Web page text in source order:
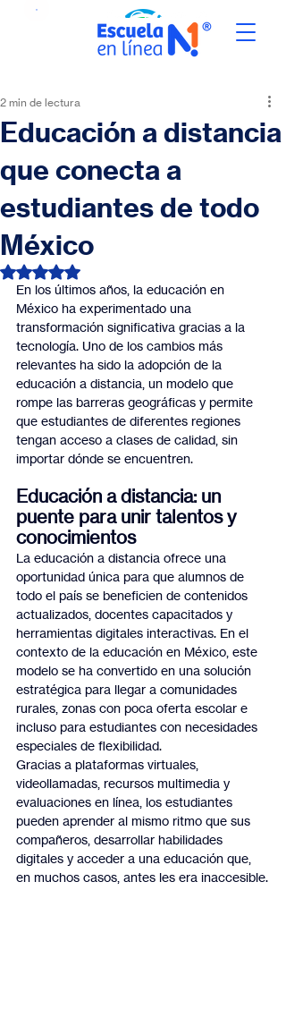
Educación a distancia
que conecta a
estudiantes de todo
México
2 min de lectura
Obtuvo NaN de 5 estrellas.
En los últimos años, la educación en
México ha experimentado una
transformación significativa gracias a la
tecnología. Uno de los cambios más
relevantes ha sido la adopción de la
educación a distancia, un modelo que
rompe las barreras geográficas y permite
que estudiantes de diferentes regiones
tengan acceso a clases de calidad, sin
importar dónde se encuentren.
Educación a distancia: un
puente para unir talentos y
conocimientos
La educación a distancia ofrece una
oportunidad única para que alumnos de
todo el país se beneficien de contenidos
actualizados, docentes capacitados y
herramientas digitales interactivas. En el
contexto de la educación en México, este
modelo se ha convertido en una solución
estratégica para llegar a comunidades
rurales, zonas con poca oferta escolar e
incluso para estudiantes con necesidades
especiales de flexibilidad.
Gracias a plataformas virtuales,
videollamadas, recursos multimedia y
evaluaciones en línea, los estudiantes
pueden aprender al mismo ritmo que sus
compañeros, desarrollar habilidades
digitales y acceder a una educación que,
en muchos casos, antes les era inaccesible.